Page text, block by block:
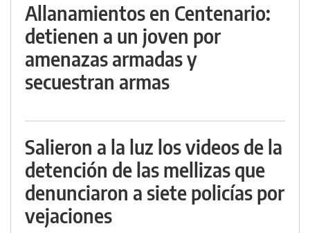
Allanamientos en Centenario:
detienen a un joven por
amenazas armadas y
secuestran armas
Salieron a la luz los videos de la
detención de las mellizas que
denunciaron a siete policías por
vejaciones